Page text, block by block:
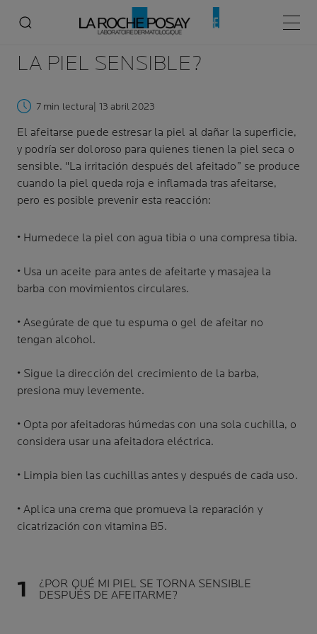
Menú
¿CÓMO AFEITAR
LA PIEL SENSIBLE?
7 min lectura | 13 abril 2023
El afeitarse puede estresar la piel al dañar la superficie,
y podría ser doloroso para quienes tienen la piel seca o
sensible. "La irritación después del afeitado” se produce
cuando la piel queda roja e inflamada tras afeitarse,
pero es posible prevenir esta reacción:
• Humedece la piel con agua tibia o una compresa tibia.
• Usa un aceite para antes de afeitarte y masajea la
barba con movimientos circulares.
• Asegúrate de que tu espuma o gel de afeitar no
tengan alcohol.
• Sigue la dirección del crecimiento de la barba,
presiona muy levemente.
• Opta por afeitadoras húmedas con una sola cuchilla, o
considera usar una afeitadora eléctrica.
• Limpia bien las cuchillas antes y después de cada uso.
• Aplica una crema que promueva la reparación y
cicatrización con vitamina B5.
¿POR QUÉ MI PIEL SE TORNA SENSIBLE
DESPUÉS DE AFEITARME?